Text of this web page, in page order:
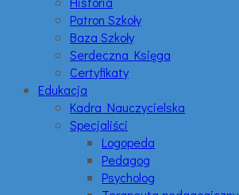
Patron Szkoły
Baza Szkoły
Serdeczna Księga
Certyfikaty
Edukacja
Kadra Nauczycielska
Specjaliści
Logopeda
Pedagog
Psycholog